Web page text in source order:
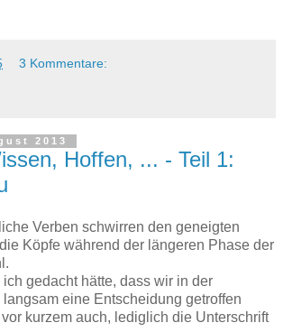
3 Kommentare:
2013
Hoffen, ... - Teil 1:
Verben schwirren den geneigten
Köpfe während der längeren Phase der
ich gedacht hätte, dass wir in der
eine Entscheidung getroffen
kurzem auch, lediglich die Unterschrift